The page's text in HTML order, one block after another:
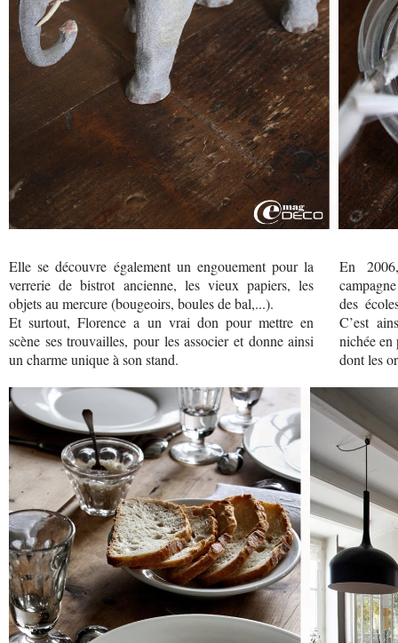
Elle se découvre également un engouement pour la
verrerie de bistrot ancienne, les vieux papiers, les
objets au mercure (bougeoirs, boules de bal,...).
Et surtout, Florence a un vrai don pour mettre en
scène ses trouvailles, pour les associer et donne ainsi
un charme unique à son stand.
En
des
C’est
nichée
dont les